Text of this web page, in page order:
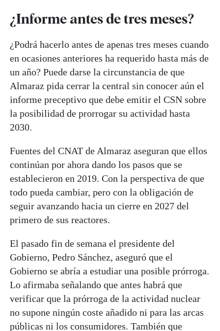
¿Informe antes de tres meses?
¿Podrá hacerlo antes de apenas tres meses cuando
en ocasiones anteriores ha requerido hasta más de
un año? Puede darse la circunstancia de que
Almaraz pida cerrar la central sin conocer aún el
informe preceptivo que debe emitir el CSN sobre
la posibilidad de prorrogar su actividad hasta
2030.
Fuentes del CNAT de Almaraz aseguran que ellos
continúan por ahora dando los pasos que se
establecieron en 2019. Con la perspectiva de que
todo pueda cambiar, pero con la obligación de
seguir avanzando hacia un cierre en 2027 del
primero de sus reactores.
El pasado fin de semana el presidente del
Gobierno, Pedro Sánchez, aseguró que el
Gobierno se abría a estudiar una posible prórroga.
Lo afirmaba señalando que antes habrá que
verificar que la prórroga de la actividad nuclear
no supone ningún coste añadido ni para las arcas
públicas ni los consumidores. También que